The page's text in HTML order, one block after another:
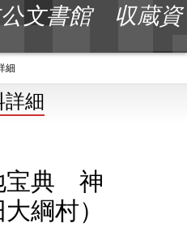
公文書館 収蔵資
細
詳細
宝典 神
綱村）